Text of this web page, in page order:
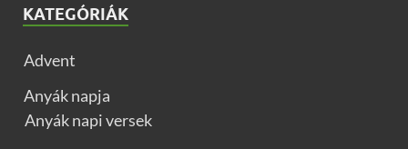
KATEGÓRIÁK
Advent
Anyák napja
Anyák napi versek